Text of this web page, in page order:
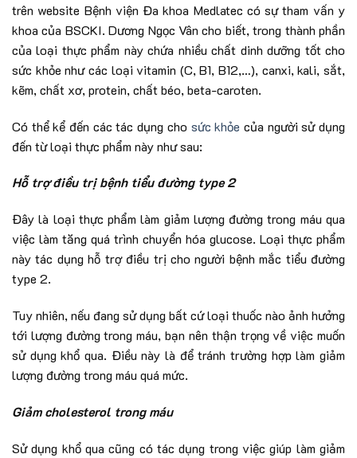
trên website Bệnh viện Đa khoa Medlatec có sự tham vấn y
khoa của BSCKI. Dương Ngọc Vân cho biết, trong thành phần
của loại thực phẩm này chứa nhiều chất dinh dưỡng tốt cho
sức khỏe như các loại vitamin (C, B1, B12,…), canxi, kali, sắt,
kẽm, chất xơ, protein, chất béo, beta-caroten.
Có thể kể đến các tác dụng cho sức khỏe của người sử dụng
đến từ loại thực phẩm này như sau:
Hỗ trợ điều trị bệnh tiểu đường type 2
Đây là loại thực phẩm làm giảm lượng đường trong máu qua
việc làm tăng quá trình chuyển hóa glucose. Loại thực phẩm
này tác dụng hỗ trợ điều trị cho người bệnh mắc tiểu đường
type 2.
Tuy nhiên, nếu đang sử dụng bất cứ loại thuốc nào ảnh hưởng
tới lượng đường trong máu, bạn nên thận trọng về việc muốn
sử dụng khổ qua. Điều này là để tránh trường hợp làm giảm
lượng đường trong máu quá mức.
Giảm cholesterol trong máu
Sử dụng khổ qua cũng có tác dụng trong việc giúp làm giảm